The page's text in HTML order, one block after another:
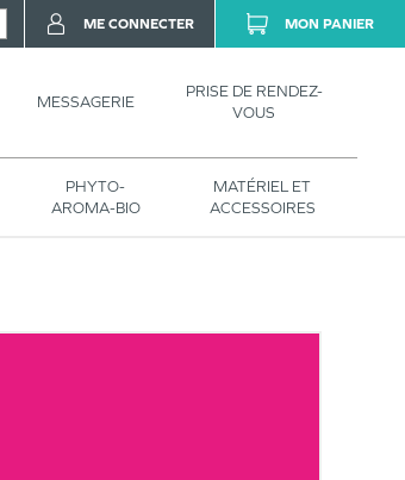
MESSAGERIE
PRISE DE RENDEZ-
VOUS
PHYTO-
AROMA-BIO
MATÉRIEL ET
ACCESSOIRES
ME CONNECTER MON PANIER